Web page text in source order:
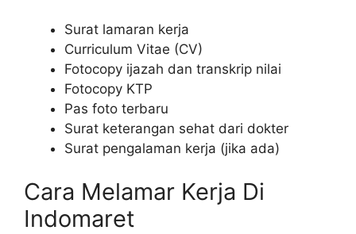
Surat lamaran kerja
Curriculum Vitae (CV)
Fotocopy ijazah dan transkrip nilai
Fotocopy KTP
Pas foto terbaru
Surat keterangan sehat dari dokter
Surat pengalaman kerja (jika ada)
Cara Melamar Kerja Di
Indomaret